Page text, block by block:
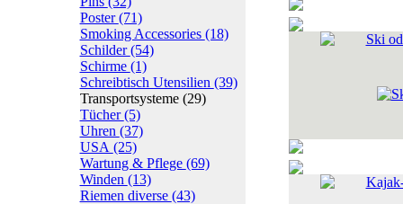
Poster(71)
Smoking Accessories (18)
Schilder(54)
Schirme (1)
Schreibtisch Utensilien (39)
Transportsysteme (29)
Tücher(5)
Uhren (37)
USA (25)
Wartung & Pflege (69)
Winden (13)
Riemen diverse (43)
Ski